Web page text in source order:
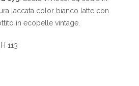
laccata color bianco latte con
in ecopelle vintage.
113